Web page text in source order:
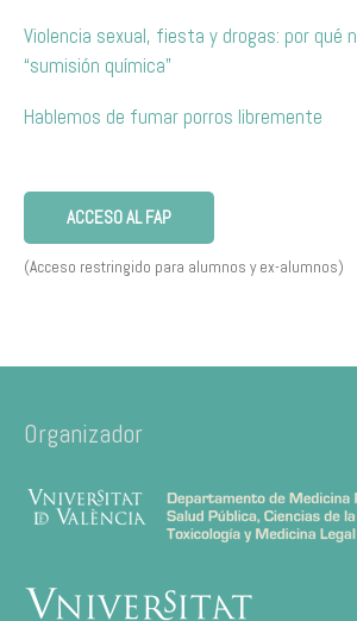
Violencia sexual, fiesta y drogas: por qué
“sumisión química”
Hablemos de fumar porros libremente
ACCESO AL FAP
(Acceso restringido para alumnos y ex-alumnos)
Organizador